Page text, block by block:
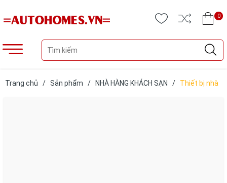
0
Trang chủ / Sản phẩm / NHÀ HÀNG KHÁCH SẠN /
Thiết bị nhà